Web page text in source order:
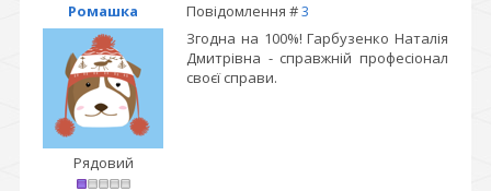
Ромашка Повідомлення #3
Рядовий
Згодна на 100%! Гарбузенко Наталія
Дмитрівна - справжній професіонал
своєї справи.